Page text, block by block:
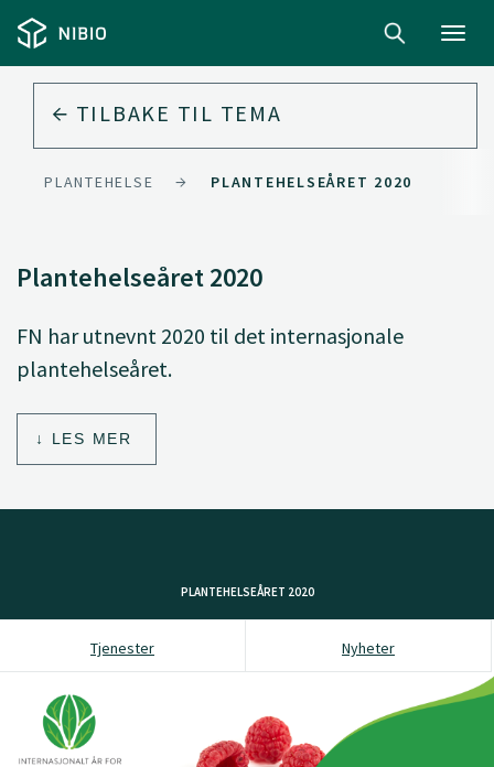
TILBAKE TIL TEMA
PLANTEHELSE PLANTEHELSEÅRET 2020
Plantehelseåret 2020
FN har utnevnt 2020 til det internasjonale
plantehelseåret.
LES MER
PLANTEHELSEÅRET 2020
Tjenester Nyheter